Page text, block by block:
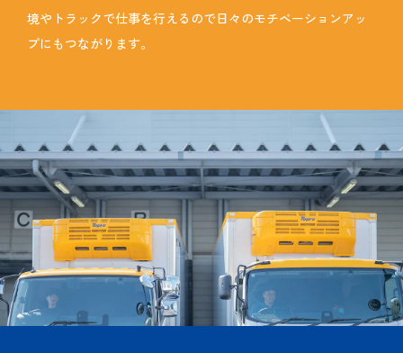
境やトラックで仕事を行えるので日々のモチベーションアッ
プにもつながります。